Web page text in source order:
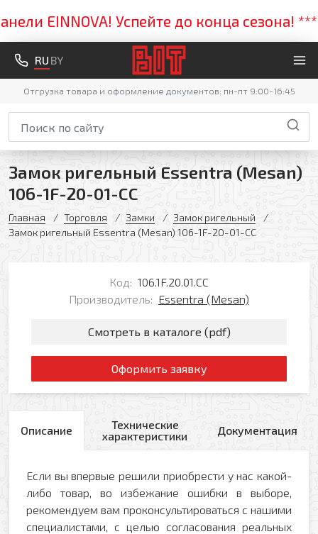
EINNOVA! Успейте до конца сезона!
RU BY
Отгрузка товара и оформление документов: пн-пт 9:00-16:45
Замок ригельный Essentra (Mesan)
106-1F-20-01-CC
Главная Торговля Замки
Замок ригельный
Замок ригельный Essentra (Mesan) 106-1F-20-01-CC
Код: 106.1F.20.01.CC
Производитель: Essentra (Mesan)
Смотреть в каталоге (pdf)
Оформить заявку
Описание
Технические
характеристики
Документация
Если вы впервые решили приобрести у нас какой-
либо товар, во избежание ошибки в выборе,
рекомендуем вам проконсультироваться с нашими
специалистами, с целью согласования реальных